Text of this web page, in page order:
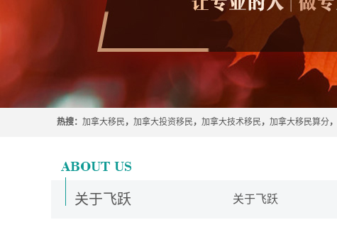
热搜： 加拿大移民 ， 加拿大投资移民 ， 加拿大技术移民 ， 加拿大移民算分，
关于飞跃 关于飞跃